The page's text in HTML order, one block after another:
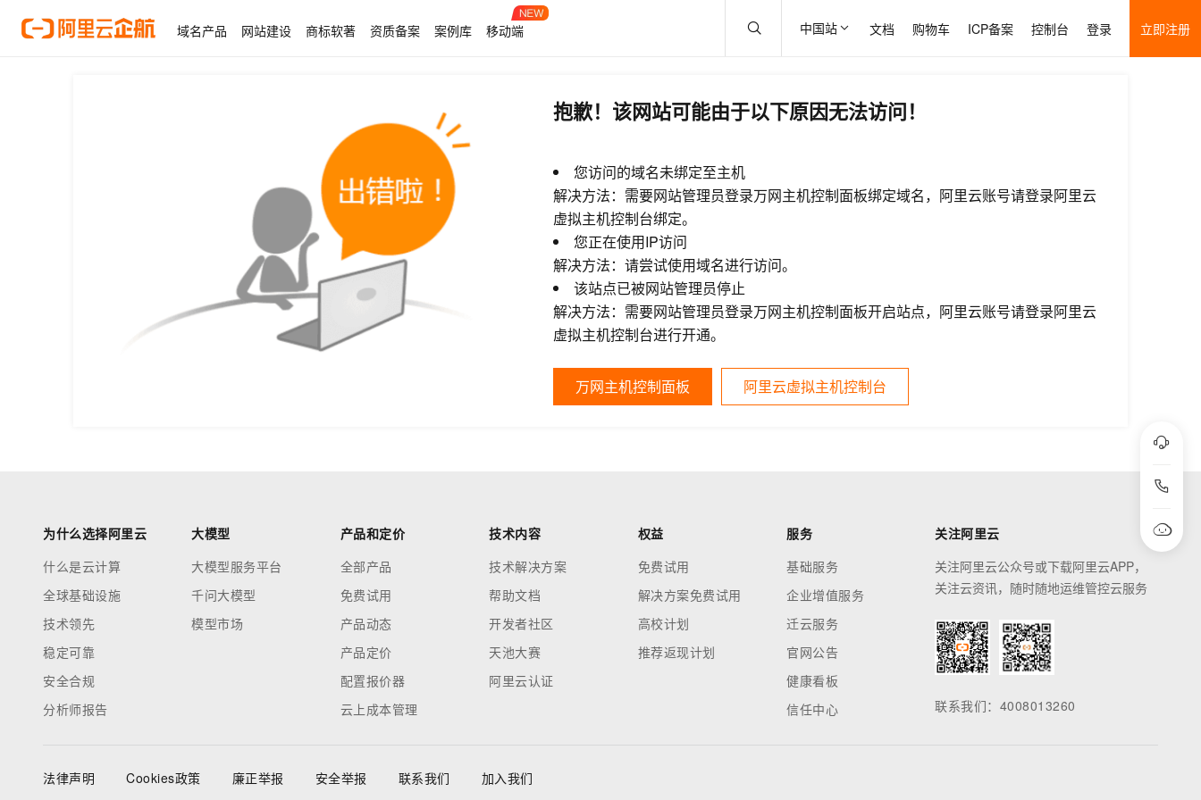
域名产品 网站建设 商标软著 资质备案 案例库 移动端 中国站 文档 购物车 ICP备案 控制台 登录 立即注册
抱歉！该网站可能由于以下原因无法访问！
您访问的域名未绑定至主机
解决方法：需要网站管理员登录万网主机控制面板绑定域名，阿里云账号请登录阿里云
虚拟主机控制台绑定。
您正在使用IP访问
解决方法：请尝试使用域名进行访问。
该站点已被网站管理员停止
解决方法：需要网站管理员登录万网主机控制面板开启站点，阿里云账号请登录阿里云
虚拟主机控制台进行开通。
万网主机控制面板 阿里云虚拟主机控制台